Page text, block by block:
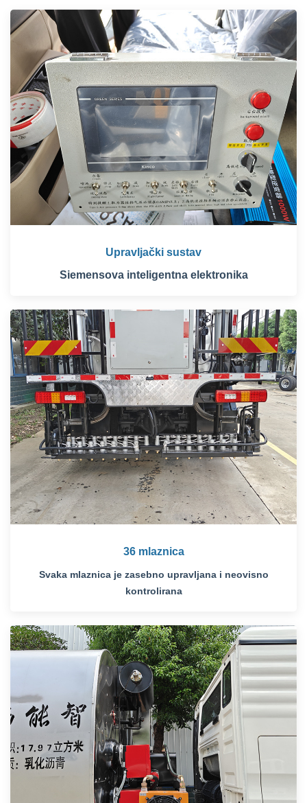
Upravljački sustav
Siemensova inteligentna elektronika
36 mlaznica
Svaka mlaznica je zasebno upravljana i neovisno
kontrolirana